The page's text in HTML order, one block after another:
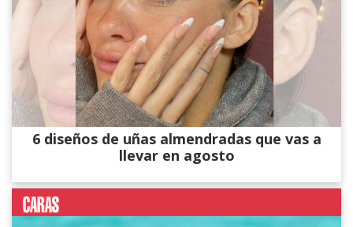
6 diseños de uñas almendradas que vas a
llevar en agosto